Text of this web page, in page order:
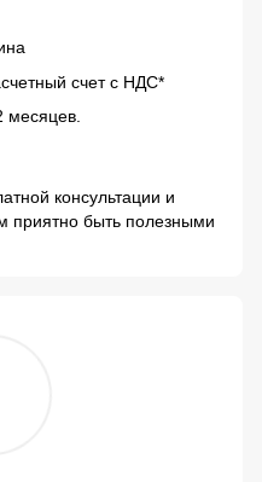
счет с НДС*
месяцев.
консультации и
приятно быть полезными